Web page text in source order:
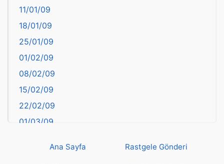
başkentler
Batman
Bayburt
Bilecik
Bingöl
Bitlis
Bolu
Burdur
11/01/09
18/01/09
25/01/09
01/02/09
08/02/09
15/02/09
22/02/09
01/03/09
Ana Sayfa Rastgele Gönderi